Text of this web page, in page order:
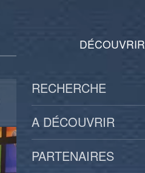
DÉCOUVRIR
RECHERCHE
A DÉCOUVRIR
PARTENAIRES